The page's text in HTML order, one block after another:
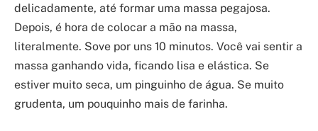
delicadamente, até formar uma massa pegajosa.
Depois, é hora de colocar a mão na massa,
literalmente. Sove por uns 10 minutos. Você vai sentir a
massa ganhando vida, ficando lisa e elástica. Se
estiver muito seca, um pinguinho de água. Se muito
grudenta, um pouquinho mais de farinha.